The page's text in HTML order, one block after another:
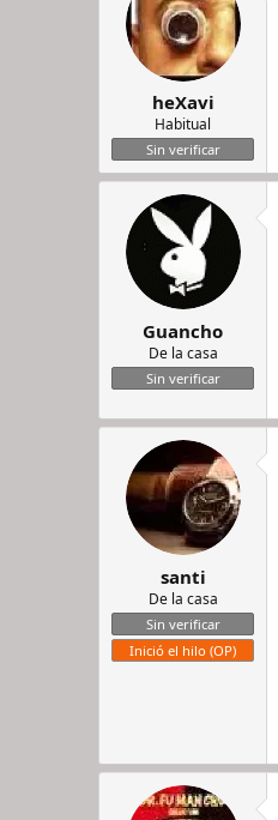
heXavi
Habitual
Sin verificar
Guancho
De la casa
Sin verificar
santi
De la casa
Sin verificar
Inició el hilo (OP)